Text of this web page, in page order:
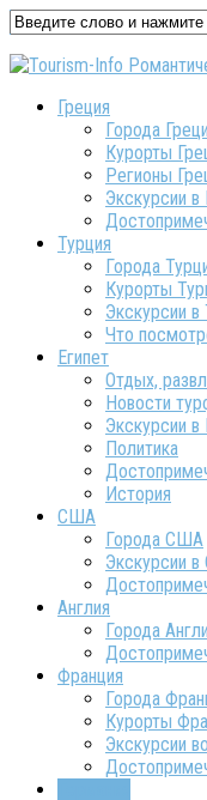
Греция
Города
Курорты
Регионы
Экскурсии в
Турция
Города
Курорты
Экскурсии в
Что
Египет
Отдых,
Новости
Экскурсии в
Политика
История
США
Города США
Экскурсии
Англия
Города
Франция
Города
Курорты
Экскурсии